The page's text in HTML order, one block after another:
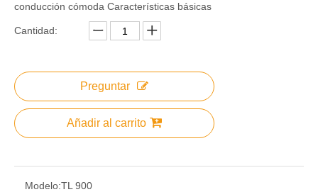
conducción cómoda Características básicas
Cantidad:
Preguntar
Añadir al carrito
Modelo:TL 900